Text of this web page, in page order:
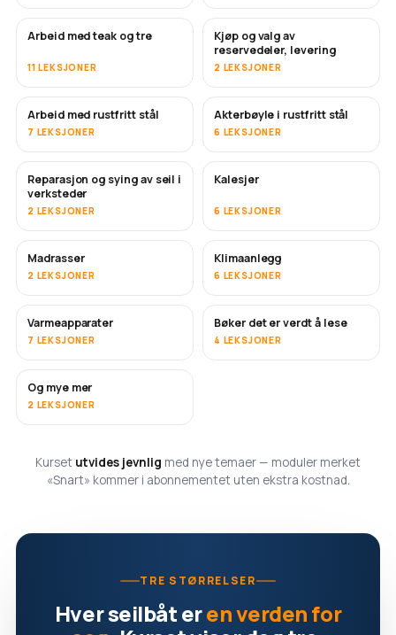
Arbeid med teak og tre
11 LEKSJONER
SNART
Kjøp og valg av
reservedeler, levering
2 LEKSJONER
SNART
Arbeid med rustfritt stål
7 LEKSJONER
Akterbøyle i rustfritt stål
6 LEKSJONER
SNART
Reparasjon og sying av seil i
verksteder
2 LEKSJONER
Kalesjer
6 LEKSJONER
Madrasser
2 LEKSJONER
SNART
Klimaanlegg
6 LEKSJONER
SNART
Varmeapparater
7 LEKSJONER
SNART
Bøker det er verdt å lese
4 LEKSJONER
SNART
Og mye mer
2 LEKSJONER
Kurset utvides jevnlig med nye temaer — moduler merket
«Snart» kommer i abonnementet uten ekstra kostnad.
TRE STØRRELSER
Hver seilbåt eren verden for